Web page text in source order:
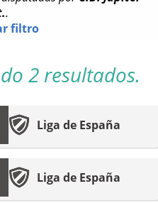
.
filtro
2 resultados.
Liga de España
Liga de España